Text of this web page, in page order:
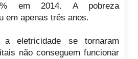
em 2014. A pobreza
em apenas três anos.
eletricidade se tornaram
não conseguem funcionar